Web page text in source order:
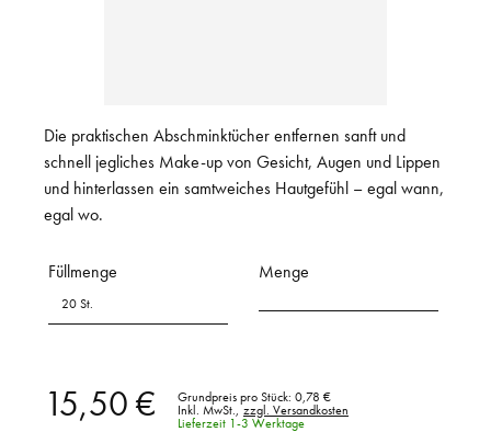
Die praktischen Abschminktücher entfernen sanft und
schnell jegliches Make-up von Gesicht, Augen und Lippen
und hinterlassen ein samtweiches Hautgefühl – egal wann,
egal wo.
Füllmenge
20 St.
Menge
15,50 € Grundpreis pro Stück: 0,78 €
Inkl. MwSt.,
zzgl. Versandkosten
Lieferzeit 1-3 Werktage